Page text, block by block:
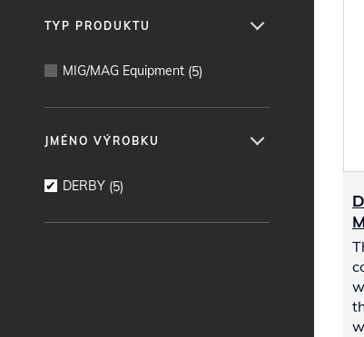
TYP PRODUKTU
MIG/MAG Equipment (5)
JMÉNO VÝROBKU
DERBY (5)